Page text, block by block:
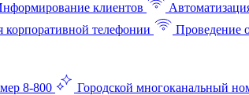
клиентов
корпоративной телефонии
Проведение
8-800 Городской многоканальный